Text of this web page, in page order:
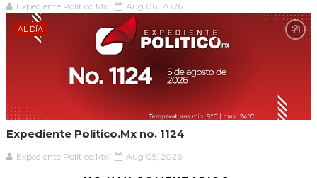
Expediente Político.Mx Aug 06, 2026
AL DÍA
Expediente Político.Mx no. 1124
Expediente Político.Mx Aug 05, 2026